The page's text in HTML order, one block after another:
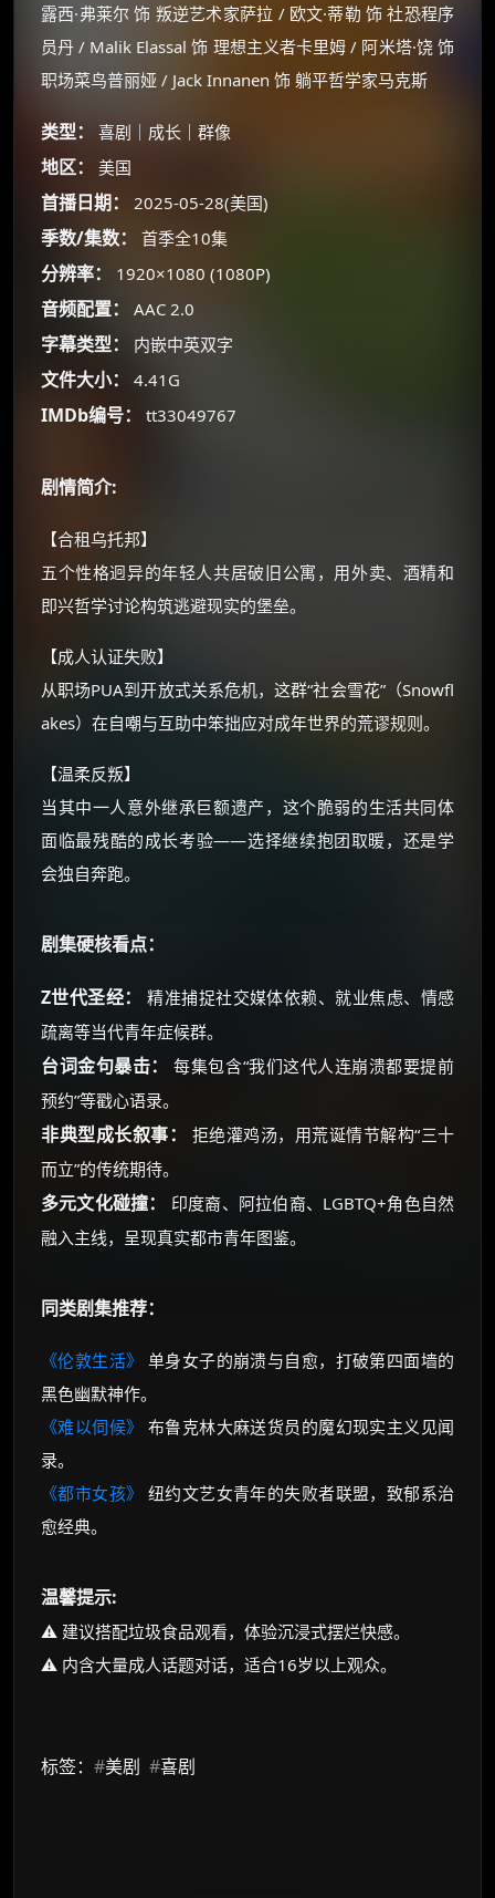
露西·弗莱尔 饰 叛逆艺术家萨拉 / 欧文·蒂勒 饰 社恐程序
员丹 / Malik Elassal 饰 理想主义者卡里姆 / 阿米塔·饶 饰
职场菜鸟普丽娅 / Jack Innanen 饰 躺平哲学家马克斯
类型： 喜剧｜成长｜群像
地区： 美国
首播日期： 2025-05-28(美国)
季数/集数： 首季全10集
分辨率： 1920×1080 (1080P)
音频配置： AAC 2.0
字幕类型： 内嵌中英双字
文件大小： 4.41G
IMDb编号： tt33049767
剧情简介:
【合租乌托邦】
五个性格迥异的年轻人共居破旧公寓，用外卖、酒精和
即兴哲学讨论构筑逃避现实的堡垒。
【成人认证失败】
从职场PUA到开放式关系危机，这群“社会雪花”（Snowfl
akes）在自嘲与互助中笨拙应对成年世界的荒谬规则。
【温柔反叛】
当其中一人意外继承巨额遗产，这个脆弱的生活共同体
面临最残酷的成长考验——选择继续抱团取暖，还是学
会独自奔跑。
剧集硬核看点：
Z世代圣经：
精准捕捉社交媒体依赖、就业焦虑、情感
疏离等当代青年症候群。
台词金句暴击：
每集包含“我们这代人连崩溃都要提前
预约”等戳心语录。
非典型成长叙事：
拒绝灌鸡汤，用荒诞情节解构“三十
而立”的传统期待。
多元文化碰撞：
印度裔、阿拉伯裔、LGBTQ+角色自然
融入主线，呈现真实都市青年图鉴。
同类剧集推荐：
《伦敦生活》
单身女子的崩溃与自愈，打破第四面墙的
黑色幽默神作。
《难以伺候》
布鲁克林大麻送货员的魔幻现实主义见闻
录。
《都市女孩》
纽约文艺女青年的失败者联盟，致郁系治
愈经典。
温馨提示:
⚠️ 建议搭配垃圾食品观看，体验沉浸式摆烂快感。
⚠️ 内含大量成人话题对话，适合16岁以上观众。
标签： #美剧 #喜剧
🧧 福利领取站
☕
朋友们辛苦了 💦
如夸克12个月送14天 最低75元！
价格有浮动，请直接搜索查最低价！
☕ 海外大侠？通过 Ko-fi 赐茶